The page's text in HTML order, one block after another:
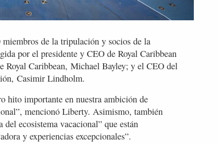
de la tripulación y socios de la
por el presidente y CEO de Royal Caribbean
Royal Caribbean, Michael Bayley; y el CEO del
Casimir Lindholm.
hito importante en nuestra ambición de
mencionó Liberty. Asimismo, también
ecosistema vacacional” que están
y experiencias excepcionales”.